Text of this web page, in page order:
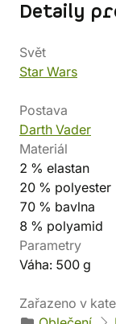
Detaily
Svět
Star Wars
Postava
Darth Vader
Materiál
2 % elastan
20 % polyester
70 % bavlna
8 % polyamid
Parametry
Váha: 500 g
Zařazeno v